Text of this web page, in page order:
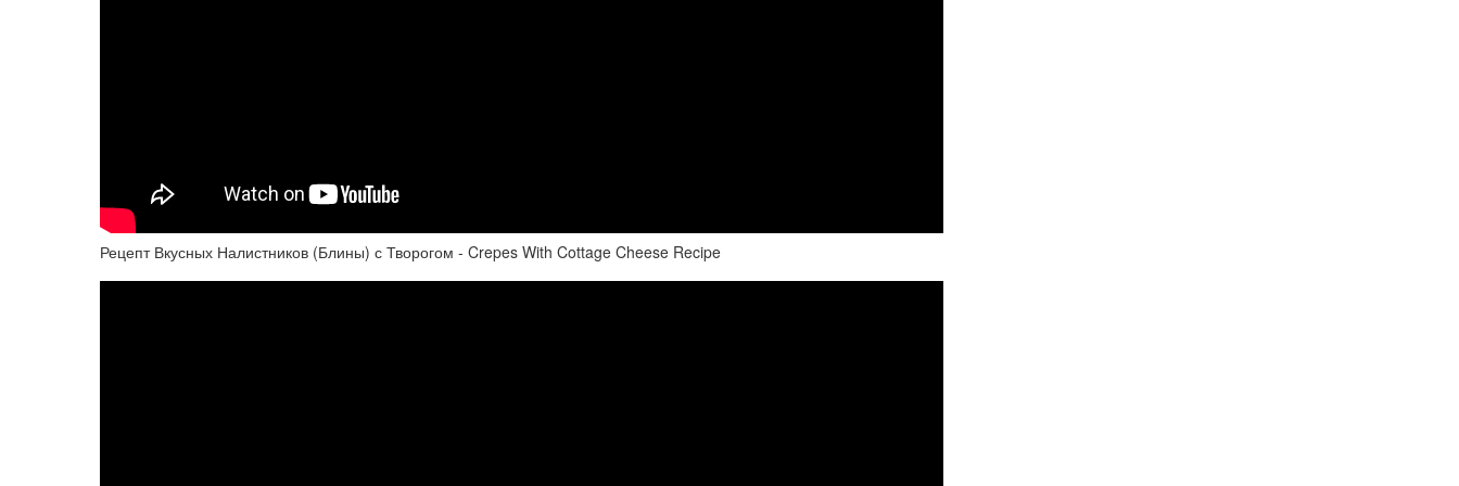
Рецепт Вкусных Налистников (Блины) с Творогом - Crepes With Cottage Cheese Recipe